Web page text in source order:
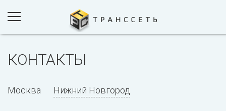
ПРОДУКТЫ И РЕШЕНИЯ
КОНТАКТЫ
Москва Нижний Новгород